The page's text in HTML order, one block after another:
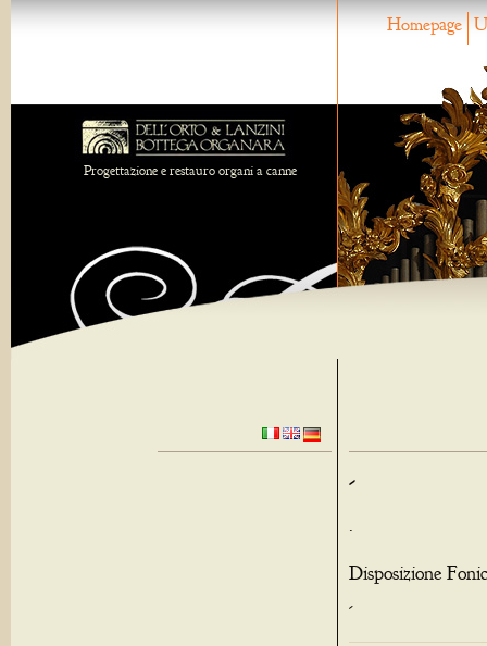
Homepage
Progettazione e restauro organi a canne
-
.
Disposizione
-